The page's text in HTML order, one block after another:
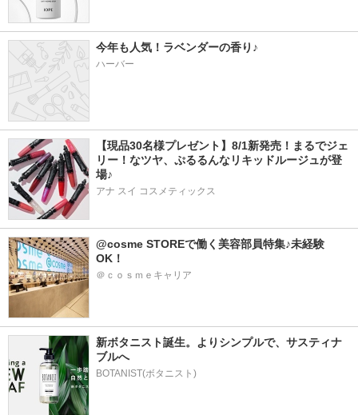
今年も人気！ラベンダーの香り♪
ハーバー
【現品30名様プレゼント】8/1新発売！まるでジェ
リー！なツヤ、ぷるるんなリキッドルージュが登
場♪
アナ スイ コスメティックス
@cosme STOREで働く美容部員特集♪未経験
OK！
＠ｃｏｓｍｅキャリア
新ボタニスト誕生。よりシンプルで、サスティナ
ブルへ
BOTANIST(ボタニスト)